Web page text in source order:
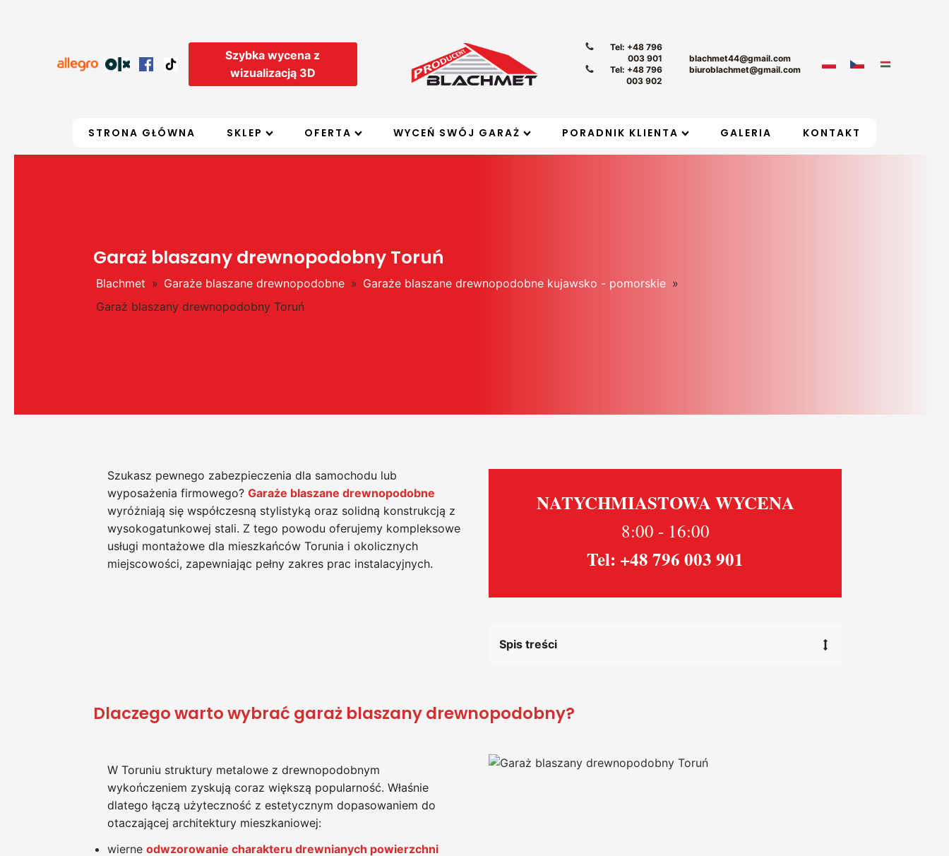
Szybka wycena z
wizualizacją 3D
Tel: +48 796
003 901
Tel: +48 796
003 902
blachmet44@gmail.com
biuroblachmet@gmail.com
STRONA GŁÓWNA SKLEP OFERTA WYCEŃ SWÓJ GARAŻ PORADNIK KLIENTA GALERIA KONTAKT
Garaż blaszany drewnopodobny Toruń
Blachmet » Garaże blaszane drewnopodobne » Garaże blaszane drewnopodobne kujawsko - pomorskie »
Garaż blaszany drewnopodobny Toruń
Szukasz pewnego zabezpieczenia dla samochodu lub
wyposażenia firmowego? Garaże blaszane drewnopodobne
wyróżniają się współczesną stylistyką oraz solidną konstrukcją z
wysokogatunkowej stali. Z tego powodu oferujemy kompleksowe
usługi montażowe dla mieszkańców Torunia i okolicznych
miejscowości, zapewniając pełny zakres prac instalacyjnych.
NATYCHMIASTOWA WYCENA
8:00 - 16:00
Tel: +48 796 003 901
Spis treści
Dlaczego warto wybrać garaż blaszany drewnopodobny?
W Toruniu struktury metalowe z drewnopodobnym
wykończeniem zyskują coraz większą popularność. Właśnie
dlatego łączą użyteczność z estetycznym dopasowaniem do
otaczającej architektury mieszkaniowej:
wierne odwzorowanie charakteru drewnianych powierzchni